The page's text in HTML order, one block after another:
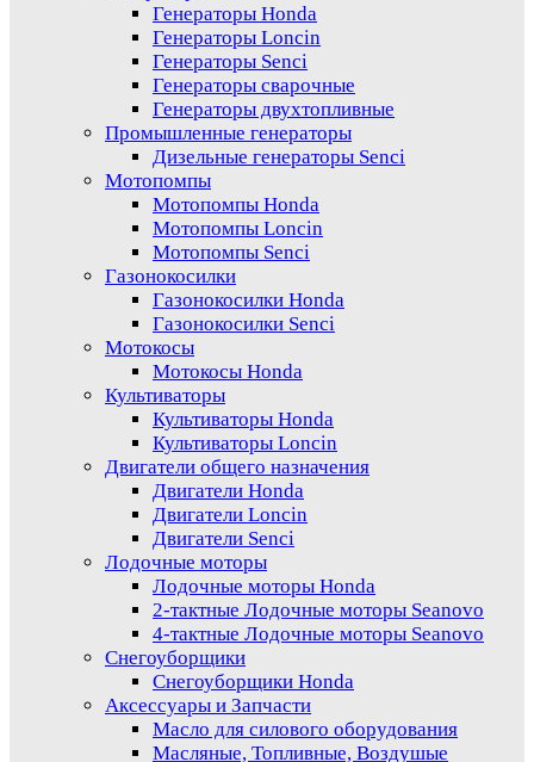
Генераторы Honda
Генераторы Loncin
Генераторы Senci
Генераторы сварочные
Генераторы двухтопливные
Промышленные генераторы
Дизельные генераторы Senci
Мотопомпы
Мотопомпы Honda
Мотопомпы Loncin
Мотопомпы Senci
Газонокосилки
Газонокосилки Honda
Газонокосилки Senci
Мотокосы
Мотокосы Honda
Культиваторы
Культиваторы Honda
Культиваторы Loncin
Двигатели общего назначения
Двигатели Honda
Двигатели Loncin
Двигатели Senci
Лодочные моторы
Лодочные моторы Honda
2-тактные Лодочные моторы Seanovo
4-тактные Лодочные моторы Seanovo
Снегоуборщики
Снегоуборщики Honda
Аксессуары и Запчасти
Масло для силового оборудования
Масляные, Топливные, Воздушые